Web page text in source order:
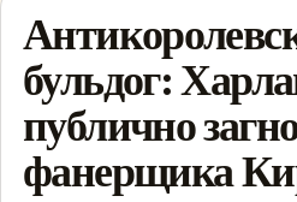
бульдог:
публично
фанерщика